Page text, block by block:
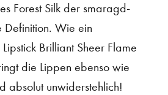
Forest Silk der smaragd-
Definition. Wie ein
Brilliant Sheer Flame
die Lippen ebenso wie
absolut unwiderstehlich!